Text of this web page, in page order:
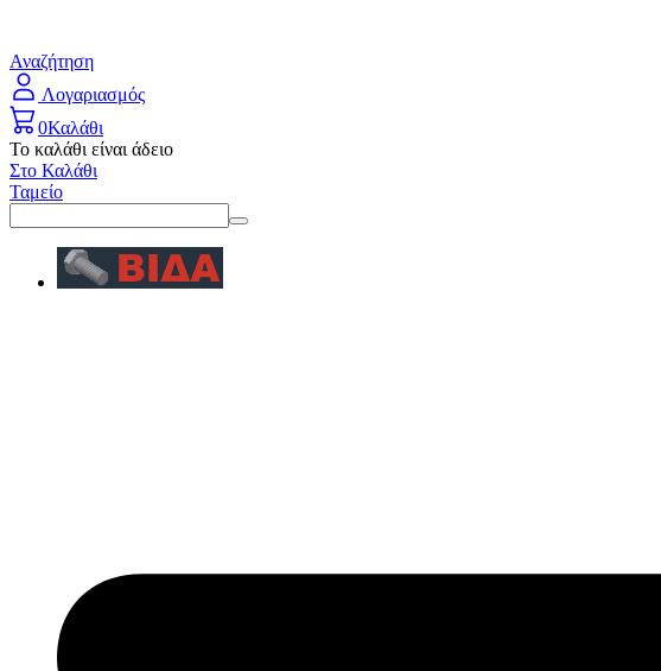
Αναζήτηση
Λογαριασμός
0Καλάθι
Το καλάθι είναι άδειο
Στο Καλάθι
Ταμείο